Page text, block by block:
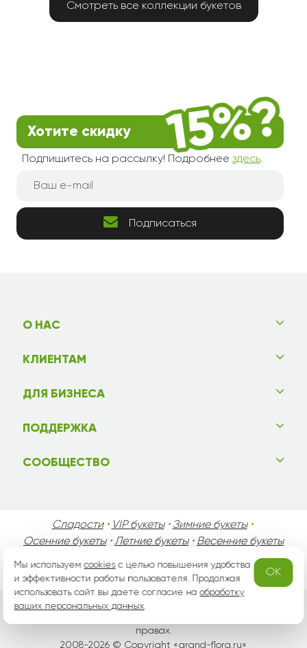
Смотреть все коллекции букетов
Хотите скидку
Подпишитесь на рассылку! Подробнее здесь.
Подписаться
О НАС
КЛИЕНТАМ
ДЛЯ БИЗНЕСА
ПОДДЕРЖКА
СООБЩЕСТВО
Сладости• VIP букеты• Зимние букеты•
Осенние букеты•Летние букеты• Весенние букеты
•
День Мужчин•Праздники!
правах.
2008-2026 © Copyright «grand-flora.ru»
Мы используемcookiesс целью повышения удобства
и эффективности работы пользователя. Продолжая
использовать сайт вы даете согласие наобработку
ваших персональных данных.
OK